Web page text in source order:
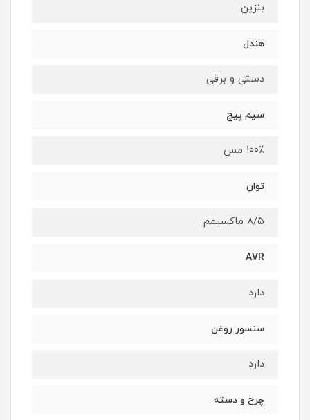
بنزین
هندل
دستی و برقی
سیم پیچ
۱۰۰٪ مس
توان
۸/۵ ماکسیمم
AVR
دارد
سنسور روغن
دارد
چرخ و دسته